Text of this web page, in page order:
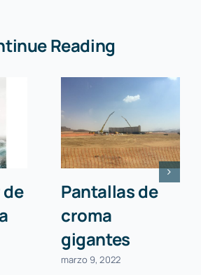
Reading
Pantallas de
croma
gigantes
marzo 9, 2022